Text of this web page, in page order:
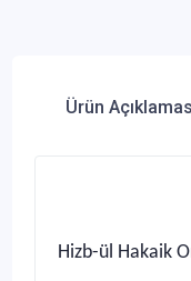
Ürün
Hizb-ül Hakaik